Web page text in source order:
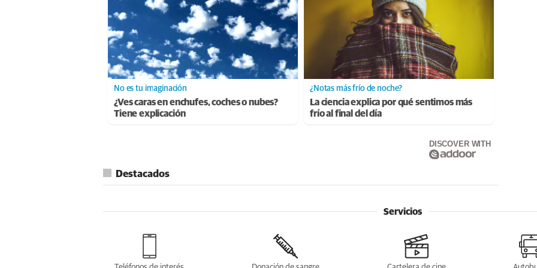
No es tu imaginación
¿Ves caras en enchufes, coches o nubes?
Tiene explicación
¿Notas más frío de noche?
La ciencia explica por qué sentimos más
frío al final del día
DISCOVER WITH
Destacados
Servicios